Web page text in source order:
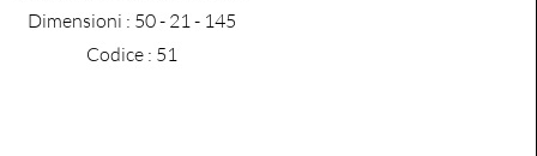
Dimensioni : 50 - 21 - 145
Codice : 51